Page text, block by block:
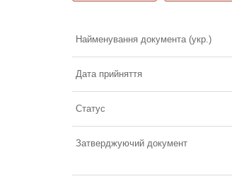
Найменування документа (укр.)
Дата прийняття
Статус
Затверджуючий документ